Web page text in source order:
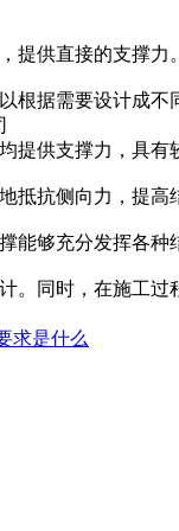
提供直接的支撑
根据需要设计成
提供支撑力，具
抵抗侧向力，提高
能够充分发挥各
同时，在施工
求是什么